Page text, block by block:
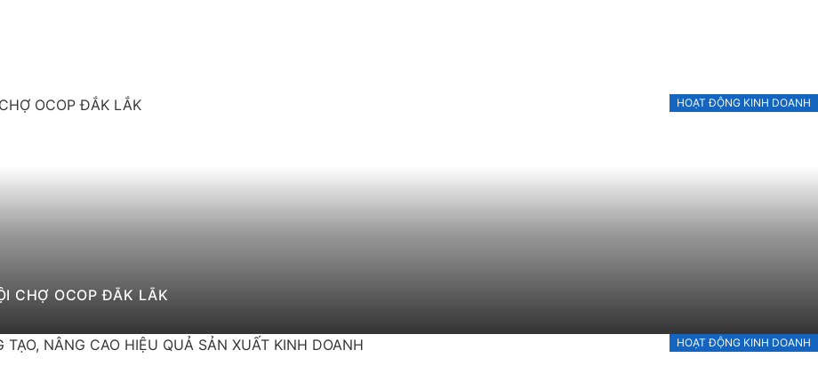
HOẠT ĐỘNG KINH DOANH
CHỢ OCOP ĐẮK LẮK
HOẠT ĐỘNG KINH DOANH